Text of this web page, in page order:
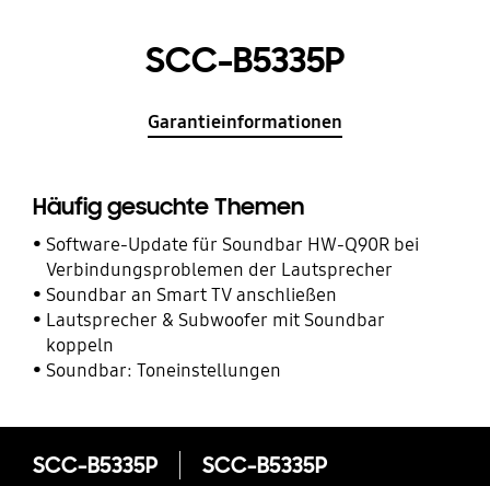
SCC-B5335P
Garantieinformationen
Häufig gesuchte Themen
Software-Update für Soundbar HW-Q90R bei
Verbindungsproblemen der Lautsprecher
Soundbar an Smart TV anschließen
Lautsprecher & Subwoofer mit Soundbar
koppeln
Soundbar: Toneinstellungen
SCC-B5335P SCC-B5335P